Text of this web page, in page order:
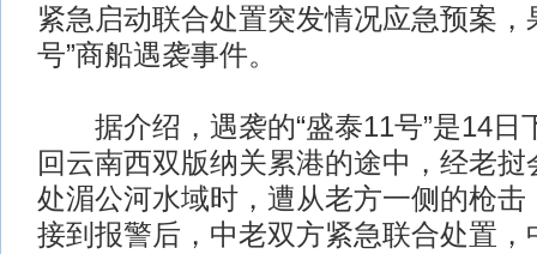
紧急启动联合处置突发情况应急预案，
号”商船遇袭事件。
据介绍，遇袭的“盛泰11号”是14日
回云南西双版纳关累港的途中，经老
处湄公河水域时，遭从老方一侧的枪击
接到报警后，中老双方紧急联合处置，